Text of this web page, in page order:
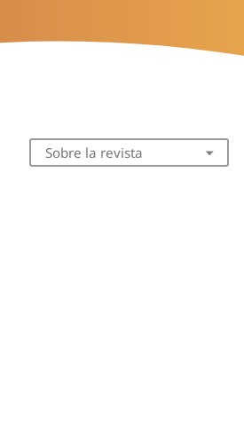
Sobre la revista